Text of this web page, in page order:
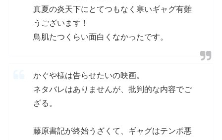
真夏の炎天下にとてつもなく寒いギャグ有難
うございます！
鳥肌たつくらい面白くなかったです。
かぐや様は告らせたいの映画。
ネタバレはありませんが、批判的な内容でご
ざる。
藤原書記が終始うざくて、ギャグはテンポ悪